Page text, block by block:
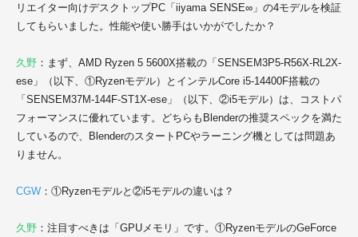
リエイター向けデスクトップPC「iiyama SENSE∞」の4モデルを検証
してもらいました。性能や使い勝手はいかがでしたか？
久野 ：まず、AMD Ryzen 5 5600X搭載の「SENSEM3P5-R56X-RL2X-
ese」（以下、①Ryzenモデル）とインテルCore i5-14400F搭載の
「SENSEM37M-144F-ST1X-ese」（以下、②i5モデル）は、コストパ
フォーマンスに優れています。どちらもBlenderの推奨スペックを満た
しているので、BlenderのスタートPCやラーニング機としては問題あ
りません。
CGW ：①Ryzenモデルと②i5モデルの違いは？
久野 ：注目すべきは「GPUメモリ」です。①RyzenモデルのGeForce